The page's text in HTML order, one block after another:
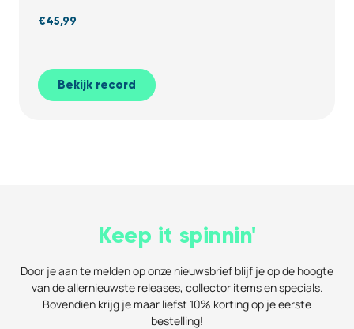
€45,99
Bekijk record
Keep it spinnin'
Door je aan te melden op onze nieuwsbrief blijf je op de hoogte
van de allernieuwste releases, collector items en specials.
Bovendien krijg je maar liefst 10% korting op je eerste
bestelling!